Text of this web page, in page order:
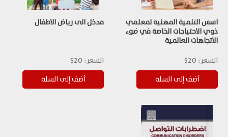
اسس التنمية المهنية لمعلمي
ذوي الاحتياجات الخاصة في ضوء
الاتجاهات العالمية
السعر: 20$
مدخل الى رياض الاطفال
السعر: 20$